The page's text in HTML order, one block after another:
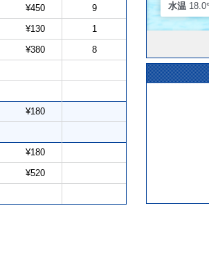
¥450 9
¥130 1
¥380 8
¥180
¥180
¥520
水温